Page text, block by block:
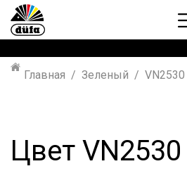
Главная Зеленый VN2530
Цвет VN2530